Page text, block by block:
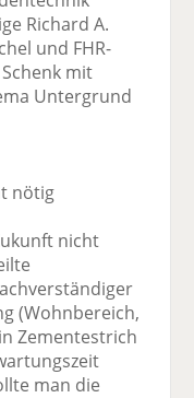
Richard A.
und FHR-
mit
Untergrund
nötig
nicht
(Wohnbereich,
Zementestrich
man die